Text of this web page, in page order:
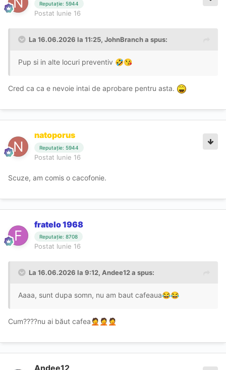
Reputație: 5944
Postat Iunie 16
La 16.06.2026 la 11:25, JohnBrancha spus:
Pup si in alte locuri preventiv 🤣😘
Cred ca ca e nevoie intai de aprobare pentru asta.
natoporus
Reputație: 5944
Postat Iunie 16
Scuze, am comis o cacofonie.
fratelo 1968
Reputație: 8708
Postat Iunie 16
La 16.06.2026 la 9:12, Andee12a spus:
Aaaa, sunt dupa somn, nu am baut cafeaua😂😂
Cum????nu ai băut cafea 🤦 🤦 🤦